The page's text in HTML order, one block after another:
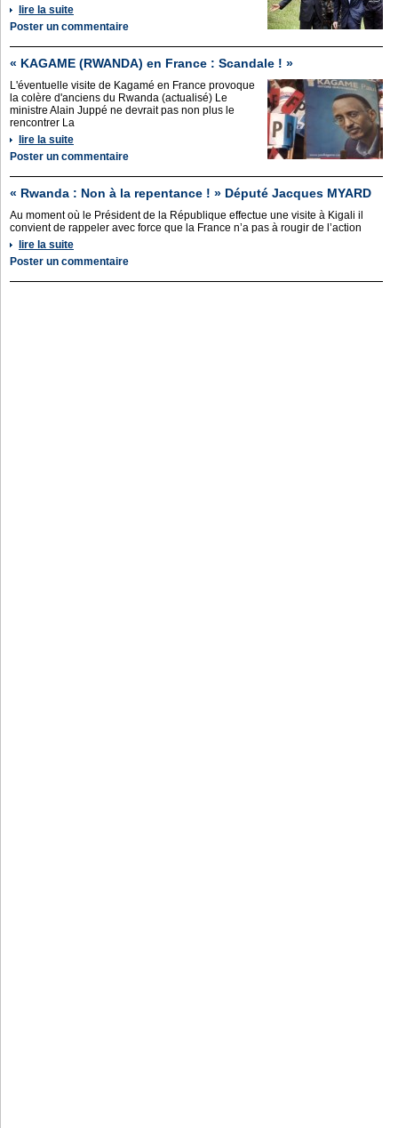
lire la suite
Poster un commentaire
« KAGAME (RWANDA) en France : Scandale ! »
L'éventuelle visite de Kagamé en France provoque
la colère d'anciens du Rwanda (actualisé) Le
ministre Alain Juppé ne devrait pas non plus le
rencontrer La
lire la suite
Poster un commentaire
« Rwanda : Non à la repentance ! » Député Jacques MYARD
Au moment où le Président de la République effectue une visite à Kigali il
convient de rappeler avec force que la France n’a pas à rougir de l’action
lire la suite
Poster un commentaire